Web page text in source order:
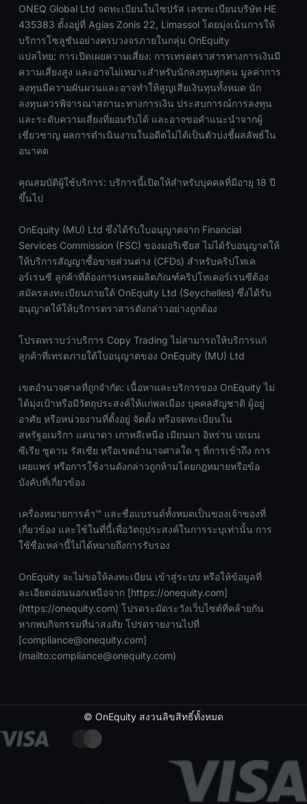
ONEQ Global Ltd จดทะเบียนในไซปรัส เลขทะเบียนบริษัท HE
435383 ตั้งอยู่ที่ Agias Zonis 22, Limassol โดยมุ่งเน้นการให้
บริการโซลูชันอย่างครบวงจรภายในกลุ่ม OnEquity
แปลไทย: การเปิดเผยความเสี่ยง: การเทรดตราสารทางการเงินมี
ความเสี่ยงสูง และอาจไม่เหมาะสำหรับนักลงทุนทุกคน มูลค่าการ
ลงทุนมีความผันผวนและอาจทำให้สูญเสียเงินทุนทั้งหมด นัก
ลงทุนควรพิจารณาสถานะทางการเงิน ประสบการณ์การลงทุน
และระดับความเสี่ยงที่ยอมรับได้ และอาจขอคำแนะนำจากผู้
เชี่ยวชาญ ผลการดำเนินงานในอดีตไม่ได้เป็นตัวบ่งชี้ผลลัพธ์ใน
อนาคต
คุณสมบัติผู้ใช้บริการ: บริการนี้เปิดให้สำหรับบุคคลที่มีอายุ 18 ปี
ขึ้นไป
OnEquity (MU) Ltd ซึ่งได้รับใบอนุญาตจาก Financial
Services Commission (FSC) ของมอริเชียส ไม่ได้รับอนุญาตให้
ให้บริการสัญญาซื้อขายส่วนต่าง (CFDs) สำหรับคริปโทเค
อร์เรนซี ลูกค้าที่ต้องการเทรดผลิตภัณฑ์คริปโทเคอร์เรนซีต้อง
สมัครลงทะเบียนภายใต้ OnEquity Ltd (Seychelles) ซึ่งได้รับ
อนุญาตให้ให้บริการตราสารดังกล่าวอย่างถูกต้อง
โปรดทราบว่าบริการ Copy Trading ไม่สามารถให้บริการแก่
ลูกค้าที่เทรดภายใต้ใบอนุญาตของ OnEquity (MU) Ltd
เขตอำนาจศาลที่ถูกจำกัด: เนื้อหาและบริการของ OnEquity ไม่
ได้มุ่งเป้าหรือมีวัตถุประสงค์ให้แก่พลเมือง บุคคลสัญชาติ ผู้อยู่
อาศัย หรือหน่วยงานที่ตั้งอยู่ จัดตั้ง หรือจดทะเบียนใน
สหรัฐอเมริกา แคนาดา เกาหลีเหนือ เมียนมา อิหร่าน เยเมน
ซีเรีย ซูดาน รัสเซีย หรือเขตอำนาจศาลใด ๆ ที่การเข้าถึง การ
เผยแพร่ หรือการใช้งานดังกล่าวถูกห้ามโดยกฎหมายหรือข้อ
บังคับที่เกี่ยวข้อง
เครื่องหมายการค้า™ และชื่อแบรนด์ทั้งหมดเป็นของเจ้าของที่
เกี่ยวข้อง และใช้ในที่นี้เพื่อวัตถุประสงค์ในการระบุเท่านั้น การ
ใช้ชื่อเหล่านี้ไม่ได้หมายถึงการรับรอง
OnEquity จะไม่ขอให้ลงทะเบียน เข้าสู่ระบบ หรือให้ข้อมูลที่
ละเอียดอ่อนนอกเหนือจาก [https://onequity.com]
(https://onequity.com) โปรดระมัดระวังเว็บไซต์ที่คล้ายกัน
หากพบกิจกรรมที่น่าสงสัย โปรดรายงานไปที่
[compliance@onequity.com]
(mailto:compliance@onequity.com)
© OnEquity สงวนลิขสิทธิ์ทั้งหมด